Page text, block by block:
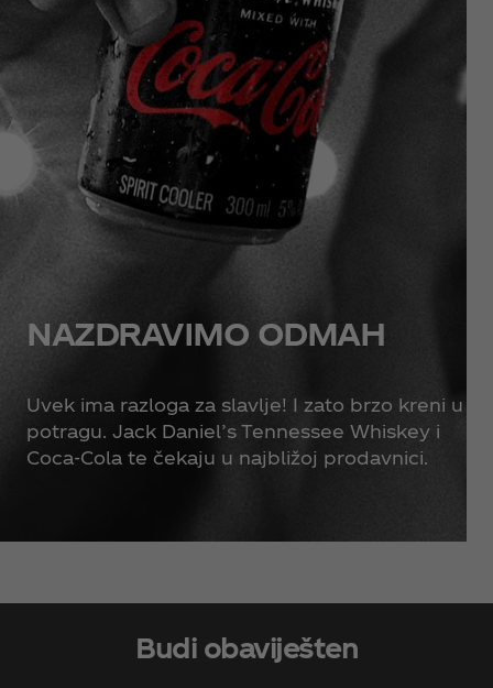
NAZDRAVIMO ODMAH
Uvek ima razloga za slavlje! I zato brzo kreni u
potragu. Jack Daniel’s Tennessee Whiskey i
Coca‑Cola te čekaju u najbližoj prodavnici.
Budi obaviješten